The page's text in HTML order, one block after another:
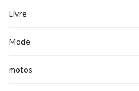
Livre
Mode
motos